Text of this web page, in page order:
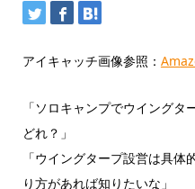
アイキャッチ画像参照：
「ソロキャンプでウイング
どれ？」
「ウイングタープ設営は具
り方があれば知りたいな」